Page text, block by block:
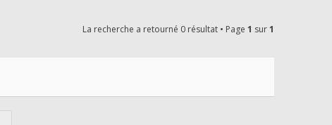
La recherche a retourné 0 résultat • Page 1 sur1